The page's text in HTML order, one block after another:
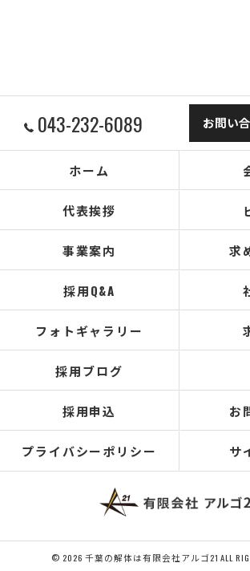
043-232-6089 お問い
ホーム
代表挨拶
事業案内 求
採用Q&A
フォトギャラリー
採用ブログ
採用申込 お
プライバシーポリシー サ
© 2026 千葉の解体は有限会社アルゴ21 ALL